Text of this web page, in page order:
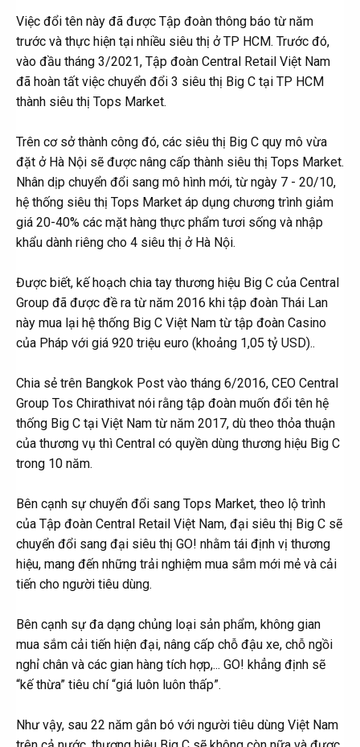
Việc đổi tên này đã được Tập đoàn thông báo từ năm
trước và thực hiện tại nhiều siêu thị ở TP HCM. Trước đó,
vào đầu tháng 3/2021, Tập đoàn Central Retail Việt Nam
đã hoàn tất việc chuyển đổi 3 siêu thị Big C tại TP HCM
thành siêu thị Tops Market.
Trên cơ sở thành công đó, các siêu thị Big C quy mô vừa
đặt ở Hà Nội sẽ được nâng cấp thành siêu thị Tops Market.
Nhân dịp chuyển đổi sang mô hình mới, từ ngày 7 - 20/10,
hệ thống siêu thị Tops Market áp dụng chương trình giảm
giá 20-40% các mặt hàng thực phẩm tươi sống và nhập
khẩu dành riêng cho 4 siêu thị ở Hà Nội.
Được biết, kế hoạch chia tay thương hiệu Big C của Central
Group đã được đề ra từ năm 2016 khi tập đoàn Thái Lan
này mua lại hệ thống Big C Việt Nam từ tập đoàn Casino
của Pháp với giá 920 triệu euro (khoảng 1,05 tỷ USD)..
Chia sẻ trên Bangkok Post vào tháng 6/2016, CEO Central
Group Tos Chirathivat nói rằng tập đoàn muốn đổi tên hệ
thống Big C tại Việt Nam từ năm 2017, dù theo thỏa thuận
của thương vụ thì Central có quyền dùng thương hiệu Big C
trong 10 năm.
Bên cạnh sự chuyển đổi sang Tops Market, theo lộ trình
của Tập đoàn Central Retail Việt Nam, đại siêu thị Big C sẽ
chuyển đổi sang đại siêu thị GO! nhằm tái định vị thương
hiệu, mang đến những trải nghiệm mua sắm mới mẻ và cải
tiến cho người tiêu dùng.
Bên cạnh sự đa dạng chủng loại sản phẩm, không gian
mua sắm cải tiến hiện đại, nâng cấp chỗ đậu xe, chỗ ngồi
nghỉ chân và các gian hàng tích hợp,... GO! khẳng định sẽ
“kế thừa” tiêu chí “giá luôn luôn thấp”.
Như vậy, sau 22 năm gắn bó với người tiêu dùng Việt Nam